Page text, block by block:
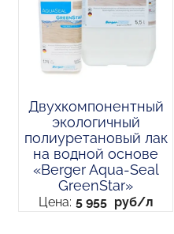
Двухкомпонентный
экологичный
полиуретановый лак
на водной основе
«Berger Aqua-Seal
GreenStar»
Цена: 5 955 руб/л